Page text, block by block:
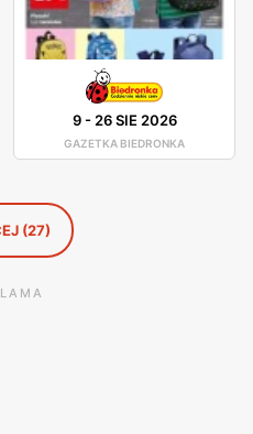
w dogodny dla siebie
na jakość obsługi oraz
produktów, co przekłada
klientów.
9-26 SIE 2026
GAZETKA BIEDRONKA
(27)